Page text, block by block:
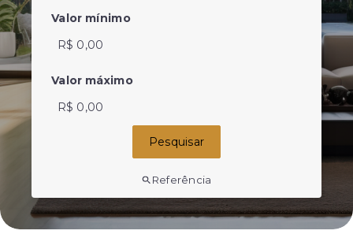
Valor mínimo
Valor máximo
Pesquisar
Referência